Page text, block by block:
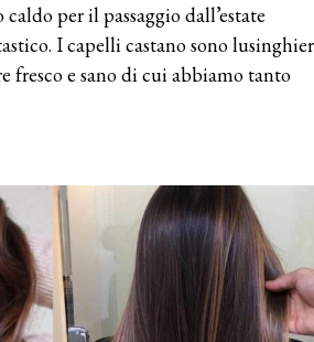
per il passaggio dall’estate
I capelli castano sono
e sano di cui abbiamo tanto